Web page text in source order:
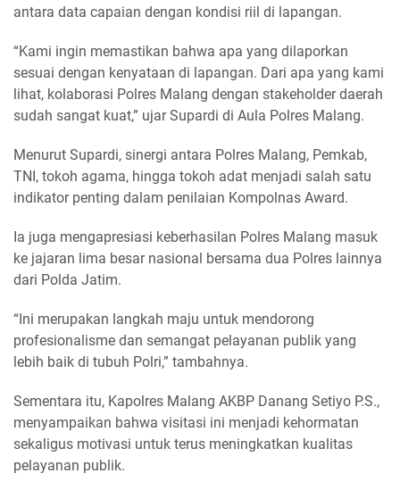
antara data capaian dengan kondisi riil di lapangan.
“Kami ingin memastikan bahwa apa yang dilaporkan
sesuai dengan kenyataan di lapangan. Dari apa yang kami
lihat, kolaborasi Polres Malang dengan stakeholder daerah
sudah sangat kuat,” ujar Supardi di Aula Polres Malang.
Menurut Supardi, sinergi antara Polres Malang, Pemkab,
TNI, tokoh agama, hingga tokoh adat menjadi salah satu
indikator penting dalam penilaian Kompolnas Award.
Ia juga mengapresiasi keberhasilan Polres Malang masuk
ke jajaran lima besar nasional bersama dua Polres lainnya
dari Polda Jatim.
“Ini merupakan langkah maju untuk mendorong
profesionalisme dan semangat pelayanan publik yang
lebih baik di tubuh Polri,” tambahnya.
Sementara itu, Kapolres Malang AKBP Danang Setiyo P.S.,
menyampaikan bahwa visitasi ini menjadi kehormatan
sekaligus motivasi untuk terus meningkatkan kualitas
pelayanan publik.